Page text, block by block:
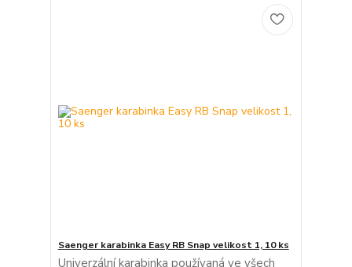
Saenger karabinka Easy RB Snap velikost 1, 10 ks
Univerzální karabinka používaná ve všech